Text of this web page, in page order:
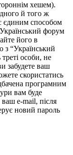
хешем).
й того ж
єдиним способом
форум
його в
з “Український
особи, не
забудете ваш
скористатись
програмним
вам буде
ваш e-mail, після
новий пароль